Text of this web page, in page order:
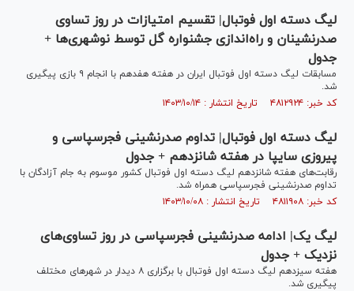
لیگ دسته اول فوتبال| تقسیم امتیازات در روز تساوی
صدرنشینان و راه‌اندازی جشنواره گل توسط نوشهری‌ها +
جدول
مسابقات لیگ دسته اول فوتبال ایران در هفته هفدهم با انجام ۹ بازی پیگیری
شد.
کد خبر: ۴۸۱۲۹۲۴ تاریخ انتشار : ۱۴۰۳/۱۰/۱۴
لیگ دسته اول فوتبال| تداوم صدرنشینی فجرسپاسی و
پیروزی سایپا در هفته شانزدهم + جدول
رقابت‌های هفته شانزدهم لیگ دسته اول فوتبال کشور موسوم به جام آزادگان با
تداوم صدرنشینی فجرسپاسی همراه شد.
کد خبر: ۴۸۱۱۹۰۸ تاریخ انتشار : ۱۴۰۳/۱۰/۰۸
لیگ یک| ادامه صدرنشینی فجرسپاسی در روز تساوی‌های
نزدیک + جدول
هفته سیزدهم لیگ دسته اول فوتبال با برگزاری ۸ دیدار در شهر‌های مختلف
پیگیری شد.